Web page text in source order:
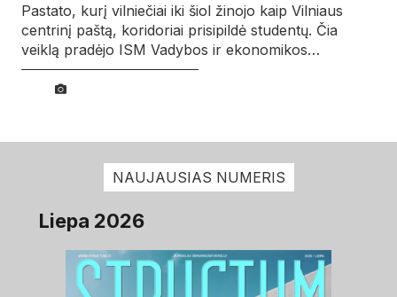
Pastato, kurį vilniečiai iki šiol žinojo kaip Vilniaus
centrinį paštą, koridoriai prisipildė studentų. Čia
veiklą pradėjo ISM Vadybos ir ekonomikos…
NAUJAUSIAS NUMERIS
Liepa 2026